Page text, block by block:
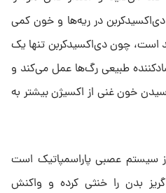
در ریه‌ها و خون کمی
است، چون دی‌اکسیدکربن تنها یک
طبیعی رگ‌ها عمل می‌کند و
خون غنی از اکسیژن بیشتر به
سیستم عصبی پاراسمپاتیک است
بدن را خنثی کرده و واکنش